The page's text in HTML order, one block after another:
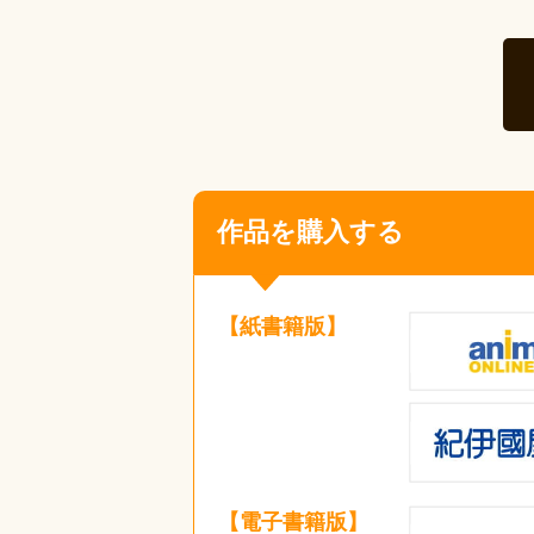
作品を購入する
【紙書籍版】
【電子書籍版】